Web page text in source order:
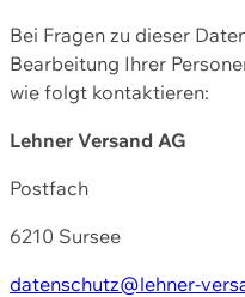
Bei Fragen zu dieser
Bearbeitung Ihrer
wie folgt kontaktieren:
Lehner Versand AG
Postfach
6210 Sursee
datenschutz@lehner-